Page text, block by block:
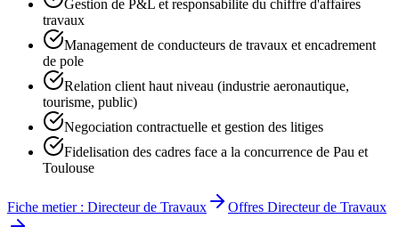
Gestion de P&L et responsabilite du chiffre d'affaires
travaux
Management de conducteurs de travaux et encadrement
de pole
Relation client haut niveau (industrie aeronautique,
tourisme, public)
Negociation contractuelle et gestion des litiges
Fidelisation des cadres face a la concurrence de Pau et
Toulouse
Fiche metier : Directeur de Travaux Offres Directeur de Travaux